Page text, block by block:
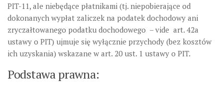
PIT-11, ale niebędące płatnikami (tj. niepobierające od
dokonanych wypłat zaliczek na podatek dochodowy ani
zryczałtowanego podatku dochodowego –vide art. 42a
ustawy o PIT) ujmuje się wyłącznie przychody (bez kosztów
ich uzyskania) wskazane w art. 20 ust. 1 ustawy o PIT.
Podstawa prawna: